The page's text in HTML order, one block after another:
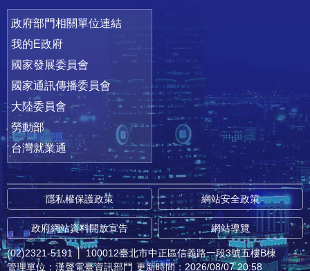
政府部門相關單位連結
我的E政府
國家發展委員會
國家通訊傳播委員會
大陸委員會
勞動部
台灣就業通
隱私權保護政策 網站安全政策
政府網站資料開放宣告 網站導覽
(02)2321-5191 │ 100012臺北市中正區信義路一段3號五樓B棟
管理單位：漢聲電臺資訊部門 更新時間：2026/08/07 20:58